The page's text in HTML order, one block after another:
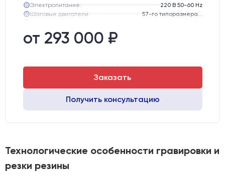
Электропитание:
220 В 50-60 Hz
Шаговые двигатели:
Направляющие оси Y:
Направляющие оси Х:
от 293 000 ₽
Заказать
Получить консультацию
Технологические особенности гравировки и
резки резины